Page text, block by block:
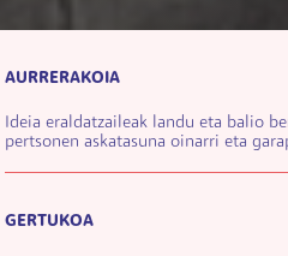
AURRERAKOIA
Ideia eraldatzaileak landu eta balio
pertsonen askatasuna oinarri eta
GERTUKOA